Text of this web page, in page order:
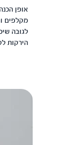
אופן
לגובה
הירקות